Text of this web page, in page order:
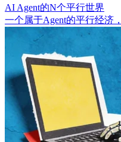
AI Agent的N个平行世界
一个属于Agent的平行经济